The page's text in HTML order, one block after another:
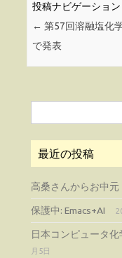
投稿ナビゲーション
← 第57回溶融塩化
で発表
索:
最近の投稿
高桑さんからお中元
保護中: Emacs+AI
日本コンピュータ
月5日